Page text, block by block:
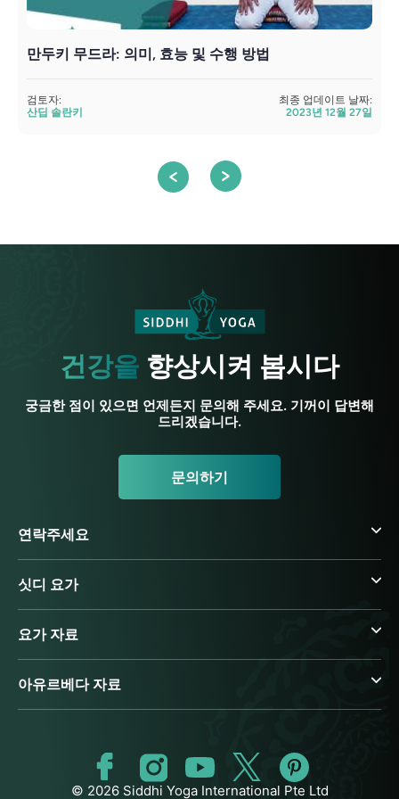
만두키 무드라: 의미, 효능 및 수행 방법
검토자:
산딥 솔란키
최종 업데이트 날짜:
2023년 12월 27일
건강을 향상시켜 봅시다
궁금한 점이 있으면 언제든지 문의해 주세요. 기꺼이 답변해
드리겠습니다.
문의하기
연락주세요
싯디 요가
요가 자료
아유르베다 자료
© 2026 Siddhi Yoga International Pte Ltd